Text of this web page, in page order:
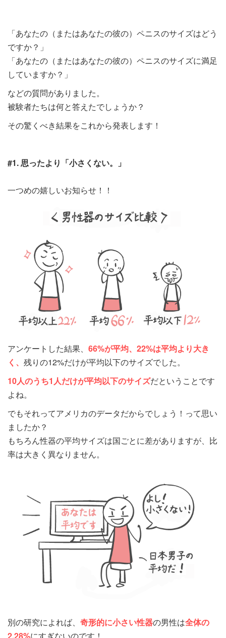
「あなたの（またはあなたの彼の）ペニスのサイズはどう
ですか？」
「あなたの（またはあなたの彼の）ペニスのサイズに満足
していますか？」
などの質問がありました。
被験者たちは何と答えたでしょうか？
その驚くべき結果をこれから発表します！
#1. 思ったより「小さくない。」
一つめの嬉しいお知らせ！！
アンケートした結果、 66%が平均、 22%は平均より大き
く、 残りの12%だけが平均以下のサイズでした。
10人のうち1人だけが平均以下のサイズだということです
よね。
でもそれってアメリカのデータだからでしょう！って思い
ましたか？
もちろん性器の平均サイズは国ごとに差がありますが、比
率は大きく異なりません。
別の研究によれば、 奇形的に小さい性器の男性は全体の
2.28%にすぎないのです！